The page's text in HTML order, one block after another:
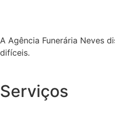
A Agência Funerária Neves
difíceis.
Serviços